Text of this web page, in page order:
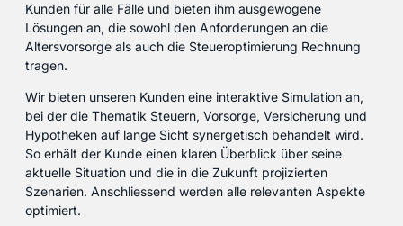
Kunden für alle Fälle und bieten ihm ausgewogene
Lösungen an, die sowohl den Anforderungen an die
Altersvorsorge als auch die Steueroptimierung Rechnung
tragen.
Wir bieten unseren Kunden eine interaktive Simulation an,
bei der die Thematik Steuern, Vorsorge, Versicherung und
Hypotheken auf lange Sicht synergetisch behandelt wird.
So erhält der Kunde einen klaren Überblick über seine
aktuelle Situation und die in die Zukunft projizierten
Szenarien. Anschliessend werden alle relevanten Aspekte
optimiert.